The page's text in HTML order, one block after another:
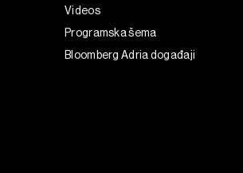
Videos
Programska šema
Bloomberg Adria događaji